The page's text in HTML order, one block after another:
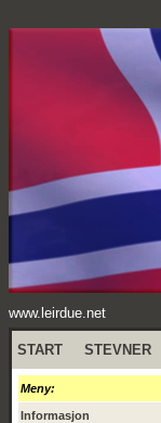
www.leirdue.net
START STEVNER
Meny:
Informasjon